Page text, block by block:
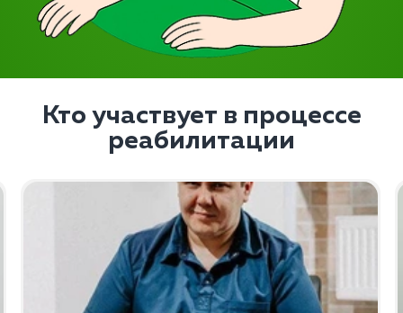
Кто участвует в процессе
реабилитации